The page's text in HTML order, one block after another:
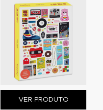
VER PRODUTO